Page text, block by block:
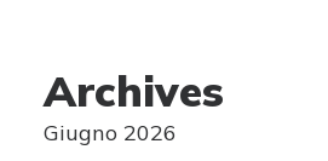
Archives
Giugno 2026